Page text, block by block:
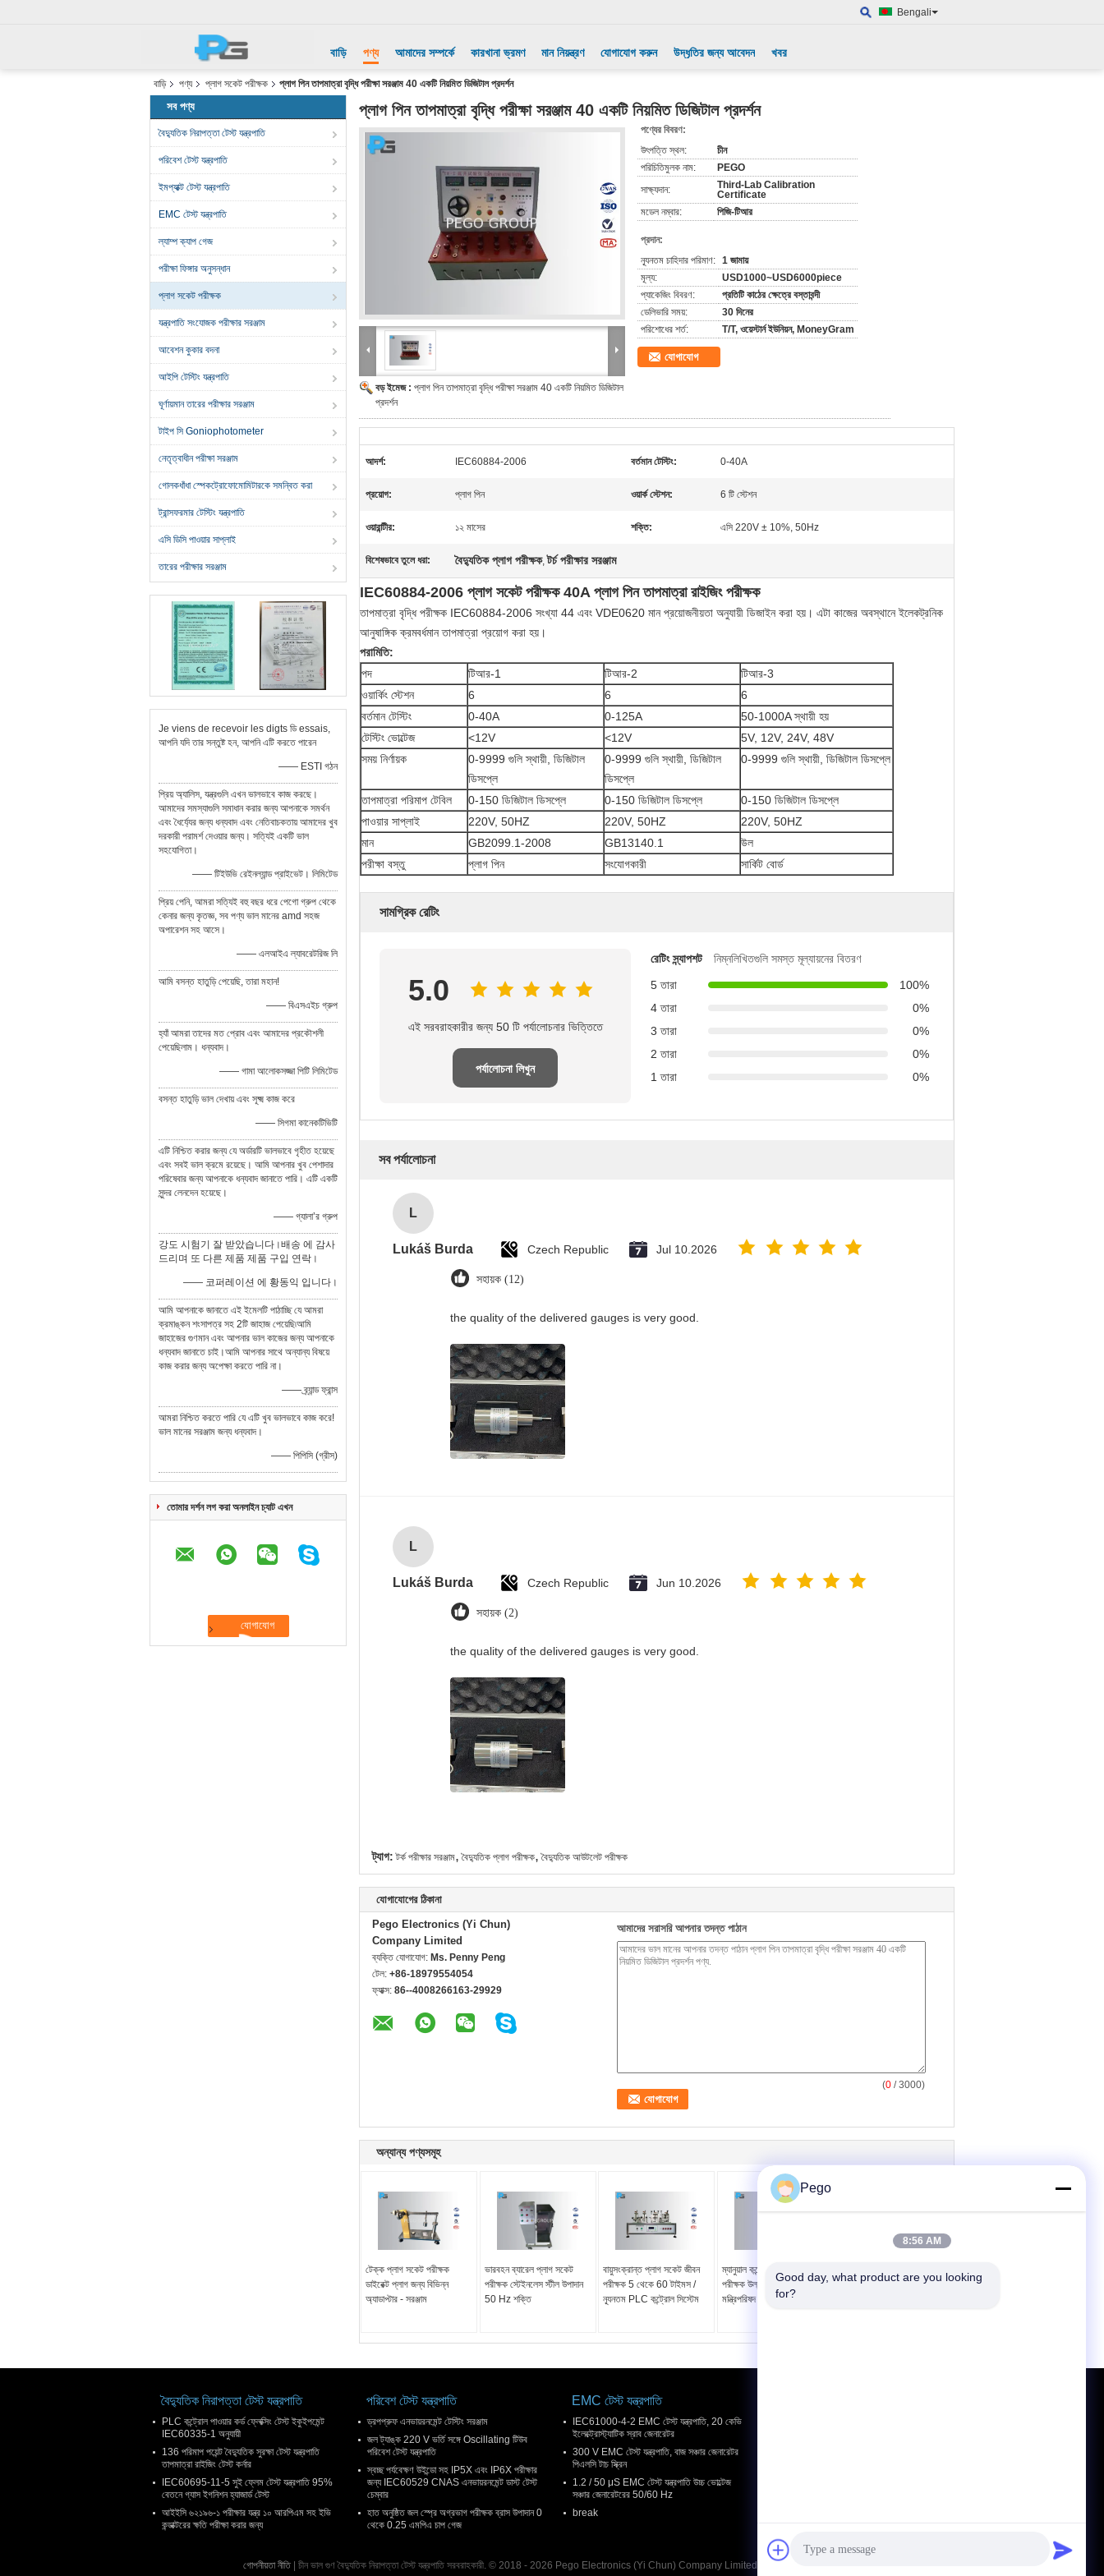
Bengali
বাড়ি পণ্য আমাদের সম্পর্কে কারখানা ভ্রমণ মান নিয়ন্ত্রণ যোগাযোগ করুন উদ্ধৃতির জন্য আবেদন খবর
বাড়ি পণ্য প্লাগ সকেট পরীক্ষক প্লাগ পিন তাপমাত্রা বৃদ্ধি পরীক্ষা সরঞ্জাম 40 একটি নিয়মিত ডিজিটাল প্রদর্শন
সব পণ্য
বৈদ্যুতিক নিরাপত্তা টেস্ট যন্ত্রপাতি
পরিবেশ টেস্ট যন্ত্রপাতি
ইমপ্যাক্ট টেস্ট যন্ত্রপাতি
EMC টেস্ট যন্ত্রপাতি
ল্যাম্প ক্যাপ গেজ
পরীক্ষা ফিঙ্গার অনুসন্ধান
প্লাগ সকেট পরীক্ষক
যন্ত্রপাতি সংযোজক পরীক্ষার সরঞ্জাম
আবেশন কুকার বদনা
আইপি টেস্টিং যন্ত্রপাতি
ঘূর্ণায়মান তারের পরীক্ষার সরঞ্জাম
টাইপ সি Goniophotometer
নেতৃত্বাধীন পরীক্ষা সরঞ্জাম
গোলকধাঁধা স্পেকট্রোফোমোমিটারকে সমন্বিত করা
ট্রান্সফরমার টেস্টিং যন্ত্রপাতি
এসি ডিসি পাওয়ার সাপ্লাই
তারের পরীক্ষার সরঞ্জাম
Je viens de recevoir les digts ডি essais,
আপনি যদি তার সন্তুষ্ট হন, আপনি এটি করতে পারেন
—— ESTI গঠন
প্রিয় অ্যালিস, যন্ত্রগুলি এখন ভালভাবে কাজ করছে।
আমাদের সমস্যাগুলি সমাধান করার জন্য আপনাকে সমর্থন
এবং ধৈর্য্যের জন্য ধন্যবাদ এবং নেতিবাচকতায় আমাদের খুব
দরকারী পরামর্শ দেওয়ার জন্য। সত্যিই একটি ভাল
সহযোগিতা।
—— টিইউভি রেইনল্যান্ড প্রাইভেট। লিমিটেড
প্রিয় পেনি, আমরা সত্যিই বহু বছর ধরে পেগো গ্রুপ থেকে
কেনার জন্য কৃতজ্ঞ, সব পণ্য ভাল মানের amd সহজ
অপারেশন সহ আসে।
—— এলআইএ ল্যাবরেটরিজ লি
আমি বসন্ত হাতুড়ি পেয়েছি, তারা মহান!
—— বিএসএইচ গ্রুপ
হ্যাঁ আমরা তাদের মত প্রোব এবং আমাদের প্রকৌশলী
পেয়েছিলাম। ধন্যবাদ।
—— গামা আলোকসজ্জা পিটি লিমিটেড
বসন্ত হাতুড়ি ভাল দেখায় এবং সূক্ষ্ম কাজ করে
—— সিগমা কানেকটিভিটি
এটি নিশ্চিত করার জন্য যে অর্ডারটি ভালভাবে গৃহীত হয়েছে
এবং সবই ভাল ক্রমে রয়েছে। আমি আপনার খুব পেশাদার
পরিষেবার জন্য আপনাকে ধন্যবাদ জানাতে পারি। এটি একটি
সুন্দর লেনদেন হয়েছে।
—— গ্যালা’র গ্রুপ
강도 시험기 잘 받았습니다।배송 에 감사
드리며 또 다른 제품 제품 구입 연락।
—— 코퍼레이션 에 황동익 입니다।
আমি আপনাকে জানাতে এই ইমেলটি পাঠাচ্ছি যে আমরা
ক্রমাঙ্কন শংসাপত্র সহ 2টি জাহাজ পেয়েছি৷আমি
জাহাজের গুণমান এবং আপনার ভাল কাজের জন্য আপনাকে
ধন্যবাদ জানাতে চাই।আমি আপনার সাথে অন্যান্য বিষয়ে
কাজ করার জন্য অপেক্ষা করতে পারি না।
—— ব্র্যান্ড ফ্রান্স
আমরা নিশ্চিত করতে পারি যে এটি খুব ভালভাবে কাজ করে!
ভাল মানের সরঞ্জাম জন্য ধন্যবাদ।
—— পিপিসি (গ্রীস)
তোমার দর্শন লগ করা অনলাইন চ্যাট এখন
প্লাগ পিন তাপমাত্রা বৃদ্ধি পরীক্ষা সরঞ্জাম 40 একটি নিয়মিত ডিজিটাল প্রদর্শন
বড় ইমেজ : প্লাগ পিন তাপমাত্রা বৃদ্ধি পরীক্ষা সরঞ্জাম 40 একটি নিয়মিত ডিজিটাল
প্রদর্শন
পণ্যের বিবরণ:
উৎপত্তি স্থল:
চীন
পরিচিতিমুলক নাম:
PEGO
সাক্ষ্যদান:
Third-Lab Calibration
Certificate
মডেল নম্বার:
পিজি-টিআর
প্রদান:
ন্যূনতম চাহিদার পরিমাণ: 1 জামায়
মূল্য:
USD1000~USD6000piece
প্যাকেজিং বিবরণ:
প্রতিটি কাঠের ক্ষেত্রে বস্তাবন্দী
ডেলিভারি সময়:
30 দিনের
পরিশোধের শর্ত:
T/T, ওয়েস্টার্ন ইউনিয়ন, MoneyGram
যোগাযোগ
আদর্শ: IEC60884-2006 বর্তমান টেস্টিং: 0-40A
প্রয়োগ: প্লাগ পিন ওয়ার্ক স্টেশন: 6 টি স্টেশন
ওয়ারান্টীর: ১২ মাসের শক্তি: এসি 220V ± 10%, 50Hz
বিশেষভাবে তুলে ধরা: বৈদ্যুতিক প্লাগ পরীক্ষক, টর্চ পরীক্ষার সরঞ্জাম
IEC60884-2006 প্লাগ সকেট পরীক্ষক 40A প্লাগ পিন তাপমাত্রা রাইজিং পরীক্ষক
তাপমাত্রা বৃদ্ধি পরীক্ষক IEC60884-2006 সংখ্যা 44 এবং VDE0620 মান প্রয়োজনীয়তা অনুযায়ী ডিজাইন করা হয়। এটা কাজের অবস্থানে ইলেকট্রনিক
আনুষাঙ্গিক ক্রমবর্ধমান তাপমাত্রা প্রয়োগ করা হয়।
পরামিতি:
পদ
টিআর-1 টিআর-2
টিআর-3
ওয়ার্কিং স্টেশন
6 6
6
বর্তমান টেস্টিং
0-40A 0-125A
50-1000A স্থায়ী হয়
টেস্টিং ভোল্টেজ
<12V <12V
5V, 12V, 24V, 48V
সময় নির্ণায়ক
0-9999 গুলি স্থায়ী, ডিজিটাল
ডিসপ্লে
0-9999 গুলি স্থায়ী, ডিজিটাল
ডিসপ্লে
0-9999 গুলি স্থায়ী, ডিজিটাল ডিসপ্লে
তাপমাত্রা পরিমাপ টেবিল 0-150 ডিজিটাল ডিসপ্লে 0-150 ডিজিটাল ডিসপ্লে
0-150 ডিজিটাল ডিসপ্লে
পাওয়ার সাপ্লাই
220V, 50HZ 220V, 50HZ
220V, 50HZ
মান
GB2099.1-2008 GB13140.1
উল
পরীক্ষা বস্তু
প্লাগ পিন সংযোগকারী সার্কিট বোর্ড
সামগ্রিক রেটিং
5.0
এই সরবরাহকারীর জন্য 50 টি পর্যালোচনার ভিত্তিতে
পর্যালোচনা লিখুন
রেটিং স্ন্যাপশট
নিম্নলিখিতগুলি সমস্ত মূল্যায়নের বিতরণ
5 তারা
100%
4 তারা
0%
3 তারা
0%
2 তারা
0%
1 তারা
0%
সব পর্যালোচনা
L
Lukáš Burda Czech Republic Jul 10.2026
সহায়ক (12)
the quality of the delivered gauges is very good.
L
Lukáš Burda Czech Republic Jun 10.2026
সহায়ক (2)
the quality of the delivered gauges is very good.
ট্যাগ: টর্ক পরীক্ষার সরঞ্জাম, বৈদ্যুতিক প্লাগ পরীক্ষক, বৈদ্যুতিক আউটলেট পরীক্ষক
যোগাযোগের ঠিকানা
Pego Electronics (Yi Chun)
Company Limited
ব্যক্তি যোগাযোগ: Ms. Penny Peng
টেল: +86-18979554054
ফ্যাক্স: 86--4008266163-29929
আমাদের সরাসরি আপনার তদন্ত পাঠান
(0 / 3000)
অন্যান্য পণ্যসমূহ
টেক্ক প্লাগ সকেট পরীক্ষক
ডাইরেক্ট প্লাগ জন্য বিভিন্ন
অ্যাডাপ্টার - সরঞ্জাম
ভারবহন ব্যারেল প্লাগ সকেট
পরীক্ষক স্টেইনলেস স্টীল উপাদান
50 Hz শক্তি
বায়ুসংক্রান্ত প্লাগ সকেট জীবন
পরীক্ষক 5 থেকে 60 টাইমস /
ন্যূনতম PLC কন্ট্রোল সিস্টেম
ম্যানুয়াল কন্ট্রোল প্লাগ সকেট
পরীক্ষক উল্লম্ব শক্তি লোড
মন্ত্রিপরিষদ UL1054 স্ট্যান্ডার্ড
করার জন্য ভোল্টেজ কর্ড
বৈদ্যুতিক নিরাপত্তা টেস্ট যন্ত্রপাতি
PLC কন্ট্রোল পাওয়ার কর্ড ফ্লেক্সিং টেস্ট ইকুইপমেন্ট
IEC60335-1 অনুযায়ী
136 পরিমাপ পয়েন্ট বৈদ্যুতিক সুরক্ষা টেস্ট যন্ত্রপাতি
তাপমাত্রা রাইজিং টেস্ট কর্নার
IEC60695-11-5 সুই ফ্লেম টেস্ট যন্ত্রপাতি 95%
বেতনে গ্যাস ইগনিশন হ্যাজার্ড টেস্ট
আইইসি ৬২১৯৬-১ পরীক্ষার যন্ত্র ১০ আরপিএম সহ ইভি
কন্ডাক্টরের ক্ষতি পরীক্ষা করার জন্য
পরিবেশ টেস্ট যন্ত্রপাতি
ড্রপপ্রুফ এনভায়রনমেন্ট টেস্টিং সরঞ্জাম
জল ট্যাঙ্ক 220 V ভর্তি সঙ্গে Oscillating টিউব
পরিবেশ টেস্ট যন্ত্রপাতি
স্বচ্ছ পর্যবেক্ষণ উইন্ডো সহ IP5X এবং IP6X পরীক্ষার
জন্য IEC60529 CNAS এনভায়রনমেন্ট ডাস্ট টেস্ট
চেম্বার
হাত অনুষ্ঠিত জল স্প্রে অগ্রভাগ পরীক্ষক ব্রাস উপাদান 0
থেকে 0.25 এমপিএ চাপ গেজ
EMC টেস্ট যন্ত্রপাতি
IEC61000-4-2 EMC টেস্ট যন্ত্রপাতি, 20 কেভি
ইলেক্ট্রোস্ট্যাটিক স্রাব জেনারেটর
300 V EMC টেস্ট যন্ত্রপাতি, বাজ সঞ্চার জেনারেটর
পিএলসি টাচ স্ক্রিন
1.2 / 50 μS EMC টেস্ট যন্ত্রপাতি উচ্চ ভোল্টেজ
সঞ্চার জেনারেটরের 50/60 Hz
break
গোপনীয়তা নীতি | চীন ভাল গুণ বৈদ্যুতিক নিরাপত্তা টেস্ট যন্ত্রপাতি সরবরাহকারী. © 2018 - 2026 Pego Electronics (Yi Chun) Company Limited. All Rights Reserved.
Pego
8:56 AM
Good day, what product are you looking
for?